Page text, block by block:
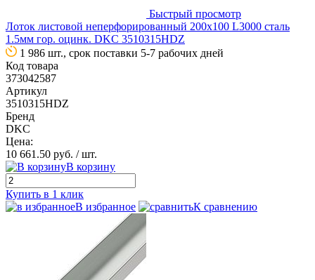
Быстрый просмотр
Лоток листовой неперфорированный 200х100 L3000 сталь
1.5мм гор. оцинк. DKC 3510315HDZ
1 986 шт., срок поставки 5-7 рабочих дней
Код товара
373042587
Артикул
3510315HDZ
Бренд
DKC
Цена:
10 661.50 руб. / шт.
В корзину
Купить в 1 клик
В избранное
К сравнению